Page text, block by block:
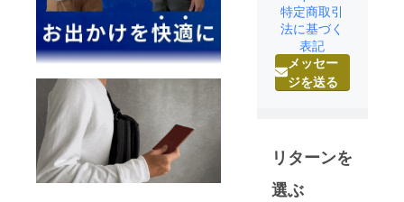
形にして日
本全国の皆
さんに届け
るべく発足
しました。
て間もない
からこそで
きるフット
特定商取引
法に基づく
表記
メッセー
ジを送る
リターンを
選ぶ